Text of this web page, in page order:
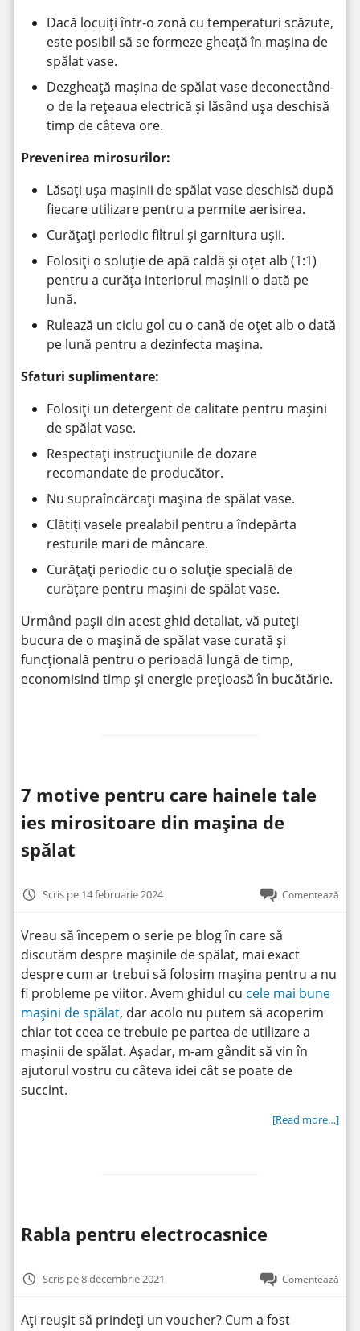
Dacă locuiți într-o zonă cu temperaturi scăzute,
este posibil să se formeze gheață în mașina de
spălat vase.
Dezgheață mașina de spălat vase deconectând-
o de la rețeaua electrică și lăsând ușa deschisă
timp de câteva ore.
Prevenirea mirosurilor:
Lăsați ușa mașinii de spălat vase deschisă după
fiecare utilizare pentru a permite aerisirea.
Curățați periodic filtrul și garnitura ușii.
Folosiți o soluție de apă caldă și oțet alb (1:1)
pentru a curăța interiorul mașinii o dată pe
lună.
Rulează un ciclu gol cu o cană de oțet alb o dată
pe lună pentru a dezinfecta mașina.
Sfaturi suplimentare:
Folosiți un detergent de calitate pentru mașini
de spălat vase.
Respectați instrucțiunile de dozare
recomandate de producător.
Nu supraîncărcați mașina de spălat vase.
Clătiți vasele prealabil pentru a îndepărta
resturile mari de mâncare.
Curățați periodic cu o soluție specială de
curățare pentru mașini de spălat vase.
Urmând pașii din acest ghid detaliat, vă puteți
bucura de o mașină de spălat vase curată și
funcțională pentru o perioadă lungă de timp,
economisind timp și energie prețioasă în bucătărie.
7 motive pentru care hainele tale
ies mirositoare din mașina de
spălat
Scris pe 14 februarie 2024 Comentează
Vreau să începem o serie pe blog în care să
discutăm despre mașinile de spălat, mai exact
despre cum ar trebui să folosim mașina pentru a nu
fi probleme pe viitor. Avem ghidul cu cele mai bune
mașini de spălat, dar acolo nu putem să acoperim
chiar tot ceea ce trebuie pe partea de utilizare a
mașinii de spălat. Așadar, m-am gândit să vin în
ajutorul vostru cu câteva idei cât se poate de
succint.
[Read more…]
Rabla pentru electrocasnice
Scris pe 8 decembrie 2021 Comentează
Ați reușit să prindeți un voucher? Cum a fost